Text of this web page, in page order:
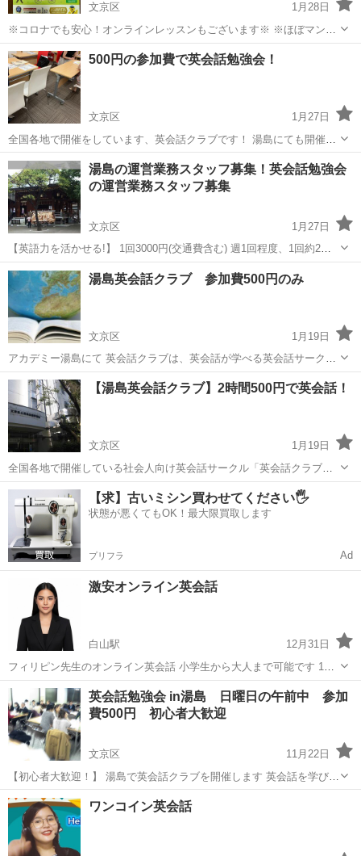
文京区
1月28日
※コロナでも安心！オンラインレッスンもございます※ ※ほぼマンツ
ーマンでレッスンを実施します！お子さんのレベルに合わせてレッス
ンしますので安心です。 現在キャンペーン中です。 詳しくはチラシ画
東京 文京区 英検 クラス
500円の参加費で英会話勉強会！
文京区
1月27日
全国各地で開催をしています、英会話クラブです！ 湯島にても開催
を、日曜日の午前にしています。 参加費はたったの500円です！ みな
さんぜひ一度参加してみてください。 都度申し込みなのでノンプレッ
シャーで参加で...
東京 文京区 英会話 主婦
湯島の運営業務スタッフ募集！英会話勉強会
の運営業務スタッフ募集
文京区
1月27日
【英語力を活かせる!】 1回3000円(交通費含む) 週1回程度、1回約2時
間 英語力のある方 湯島英会話勉強会の運営業務。1回2時間程度で、英
会話勉強会のMCをしていただきます。勤務地はその時々の勉強会...
東京 文京区 英会話
湯島英会話クラブ 参加費500円のみ
文京区
1月19日
アカデミー湯島にて 英会話クラブは、英会話が学べる英会話サークル
です。 参加費500円でお気軽に様々な方と英会話を学ぶことができる
のです！ ビジネスマンやＯＬ、学生、主婦、シニアの方など様々な方
がいらっしゃいます。...
東京 文京区 英会話 クラブ
【湯島英会話クラブ】2時間500円で英会話！
文京区
1月19日
全国各地で開催している社会人向け英会話サークル「英会話クラブ」
は湯島でも開催しています！ レベル指定はありませんので、どんなレ
ベルの方も大歓迎です。 2時間たったの500円と格安で英会話が上達し
ます。 ゲームやアクティ...
東京 文京区 英会話
【求】古いミシン買わせてください🖐️
状態が悪くてもOK！最大限買取します
プリフラ Ad
激安オンライン英会話
白山駅
12月31日
フィリピン先生のオンライン英会話 小学生から大人まで可能です 1対1
授業、先生は固定です 時間は自由に選択出来ます 学生さんの教材提供
すれば、教える事も出来ます https://brightlearners.vercel...
東京 文京区 白山駅 英会話 オンライン
英会話勉強会 in湯島 日曜日の午前中 参加
費500円 初心者大歓迎
文京区
11月22日
【初心者大歓迎！】 湯島で英会話クラブを開催します 英会話を学びた
いけれども、お金をかけられない！ 英会話クラブはたったの参加費
500円！ お手軽に英会話を学べることができるんです。 様々な年代の
方がい...
東京 文京区 英会話 クラブ
ワンコイン英会話